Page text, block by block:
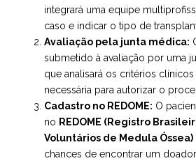
integrará uma equipe
caso e indicar o tipo de
Avaliação pela junta médica:
submetido à avaliação por uma
que analisará os critérios
necessária para autorizar o
Cadastro no REDOME: O
no REDOME (Registro
Voluntários de Medula Óssea)
chances de encontrar um